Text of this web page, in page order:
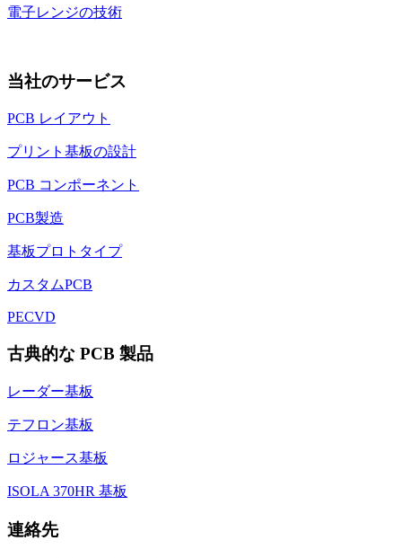
電子レンジの技術
当社のサービス
PCB レイアウト
プリント基板の設計
PCB コンポーネント
PCB製造
基板プロトタイプ
カスタムPCB
PECVD
古典的な PCB 製品
レーダー基板
テフロン基板
ロジャース基板
ISOLA 370HR 基板
連絡先